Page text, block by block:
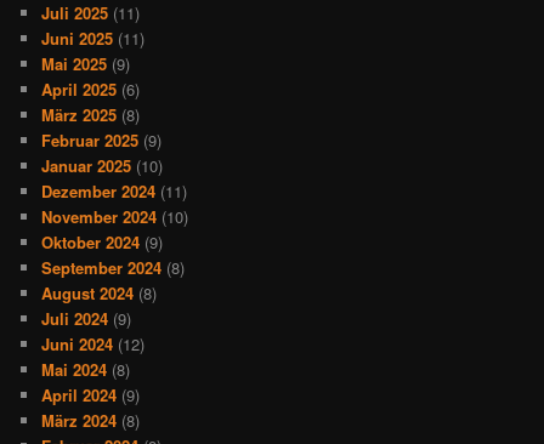
Juli 2025 (11)
Juni 2025 (11)
Mai 2025 (9)
April 2025 (6)
März 2025 (8)
Februar 2025 (9)
Januar 2025 (10)
Dezember 2024 (11)
November 2024 (10)
Oktober 2024 (9)
September 2024 (8)
August 2024 (8)
Juli 2024 (9)
Juni 2024 (12)
Mai 2024 (8)
April 2024 (9)
März 2024 (8)